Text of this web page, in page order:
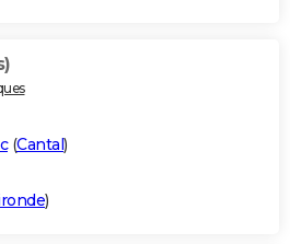
(Cantal)
)